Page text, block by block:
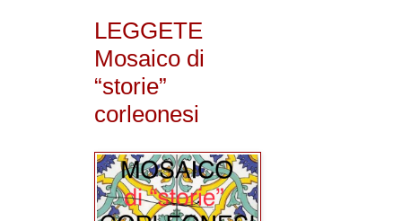
LEGGETE
Mosaico di
“storie”
corleonesi